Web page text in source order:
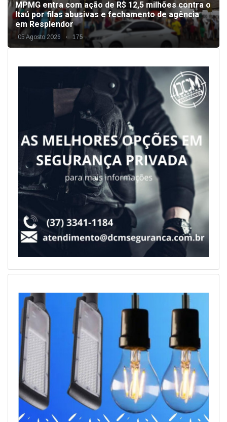
MPMG entra com ação de R$ 12,5 milhões contra o
Itaú por filas abusivas e fechamento de agência
em Resplendor
05 Agosto 2026 175